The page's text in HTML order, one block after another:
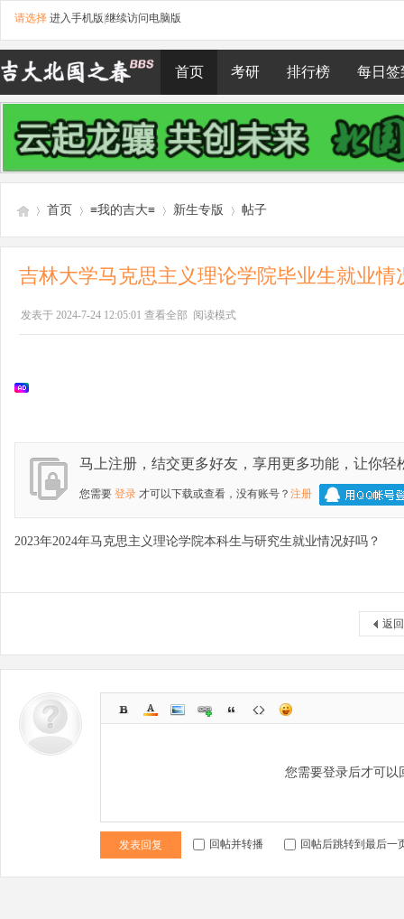
请选择 进入手机版 继续访问电脑版
首页 考研 排行榜 每日签
吉»
首页
›
≡我的吉大≡
›
新生专版
›
帖子
吉林大学马克思主义理论学院毕业生就业情
发表于 2024-7-24 12:05:01 查看全部 阅读模式
马上注册，结交更多好友，享用更多功能，让你轻
您需要 登录 才可以下载或查看，没有账号？ 注册
2023年2024年马克思主义理论学院本科生与研究生就业情况好吗？
返
您需要登录后才可以
发表回复 回帖并转播 回帖后跳转到最后一